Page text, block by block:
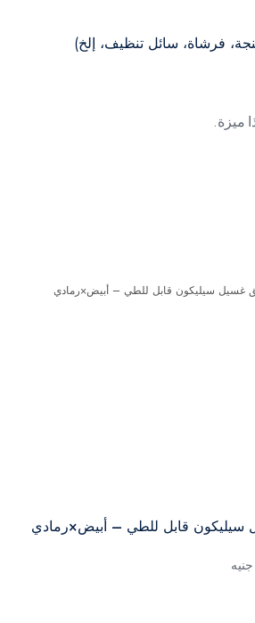
فرشاة، سائل تنظيف، إلخ)
قابل للطي – أبيض×رمادي
جنيه